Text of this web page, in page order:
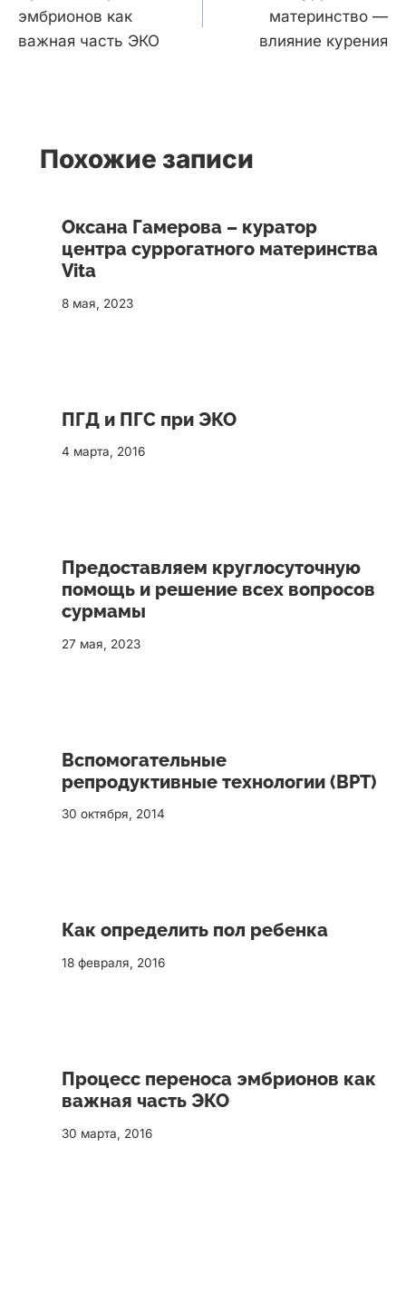
записям
эмбрионов как
важная часть ЭКО
материнство —
влияние курения
Похожие записи
Оксана Гамерова – куратор
центра суррогатного материнства
Vita
8 мая, 2023
ПГД и ПГС при ЭКО
4 марта, 2016
Предоставляем круглосуточную
помощь и решение всех вопросов
сурмамы
27 мая, 2023
Вспомогательные
репродуктивные технологии (ВРТ)
30 октября, 2014
Как определить пол ребенка
18 февраля, 2016
Процесс переноса эмбрионов как
важная часть ЭКО
30 марта, 2016